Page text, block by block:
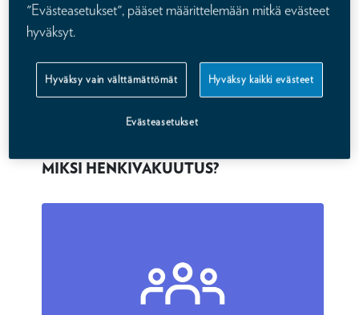
MIKSI HENKIVAKUUTUS?
"Evästeasetukset", pääset määrittelemään mitkä evästeet
hyväksyt.
Hyväksy vain välttämättömät Hyväksy kaikki evästeet
Evästeasetukset